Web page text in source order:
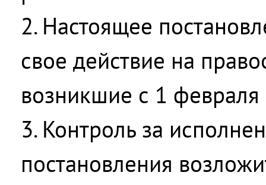
2. Настоящее
свое действие на
возникшие с 1 февраля
3. Контроль за
постановления